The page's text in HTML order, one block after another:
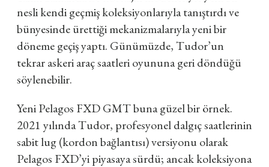
nesli kendi geçmiş koleksiyonlarıyla tanıştırdı ve
bünyesinde ürettiği mekanizmalarıyla yeni bir
döneme geçiş yaptı. Günümüzde, Tudor’un
tekrar askeri araç saatleri oyununa geri döndüğü
söylenebilir.
Yeni Pelagos FXD GMT buna güzel bir örnek.
2021 yılında Tudor, profesyonel dalgıç saatlerinin
sabit lug (kordon bağlantısı) versiyonu olarak
Pelagos FXD’yi piyasaya sürdü; ancak koleksiyona